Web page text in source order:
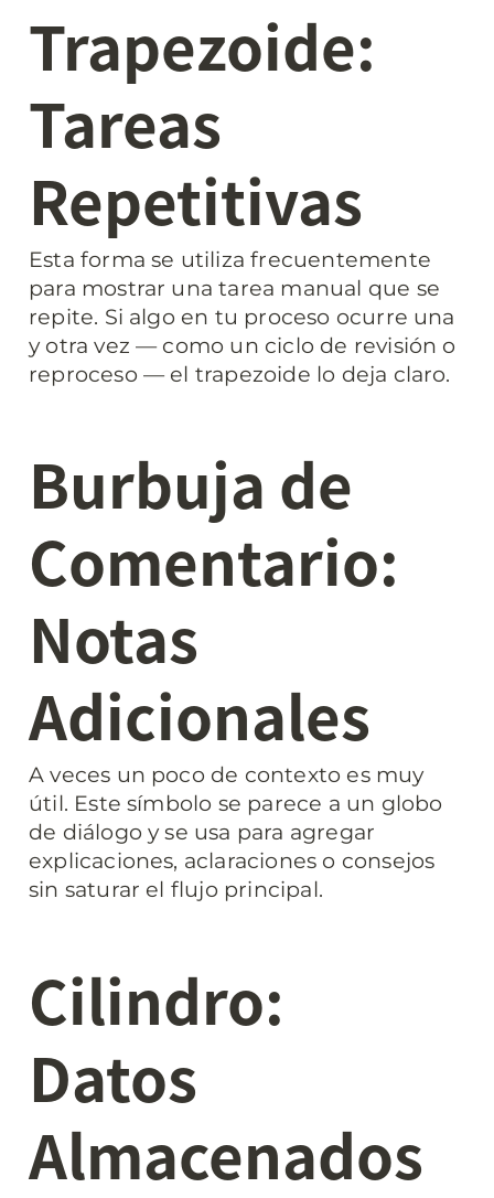
Trapezoide:
Tareas
Repetitivas
Esta forma se utiliza frecuentemente
para mostrar una tarea manual que se
repite. Si algo en tu proceso ocurre una
y otra vez — como un ciclo de revisión o
reproceso — el trapezoide lo deja claro.
Burbuja de
Comentario:
Notas
Adicionales
A veces un poco de contexto es muy
útil. Este símbolo se parece a un globo
de diálogo y se usa para agregar
explicaciones, aclaraciones o consejos
sin saturar el flujo principal.
Cilindro:
Datos
Almacenados